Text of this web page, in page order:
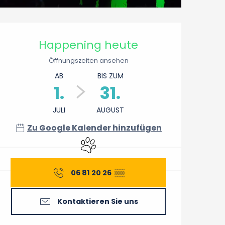
&
Happening heute
Öffnungszeiten ansehen
AB
1.
JULI
BIS ZUM
31.
AUGUST
Zu Google Kalender hinzufügen
Tiere erlaubt
06 81 20 26 ▒▒
Kontaktieren Sie uns